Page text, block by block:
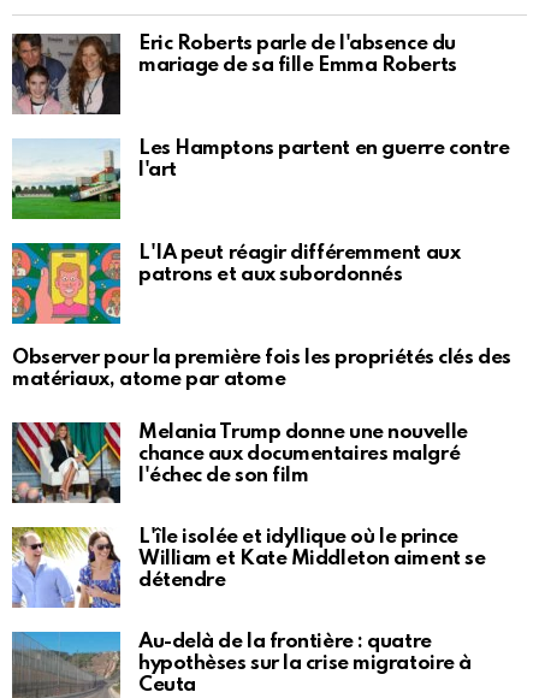
Eric Roberts parle de l'absence du
mariage de sa fille Emma Roberts
Les Hamptons partent en guerre contre
l'art
L'IA peut réagir différemment aux
patrons et aux subordonnés
Observer pour la première fois les propriétés clés des
matériaux, atome par atome
Melania Trump donne une nouvelle
chance aux documentaires malgré
l'échec de son film
L'île isolée et idyllique où le prince
William et Kate Middleton aiment se
détendre
Au-delà de la frontière : quatre
hypothèses sur la crise migratoire à
Ceuta